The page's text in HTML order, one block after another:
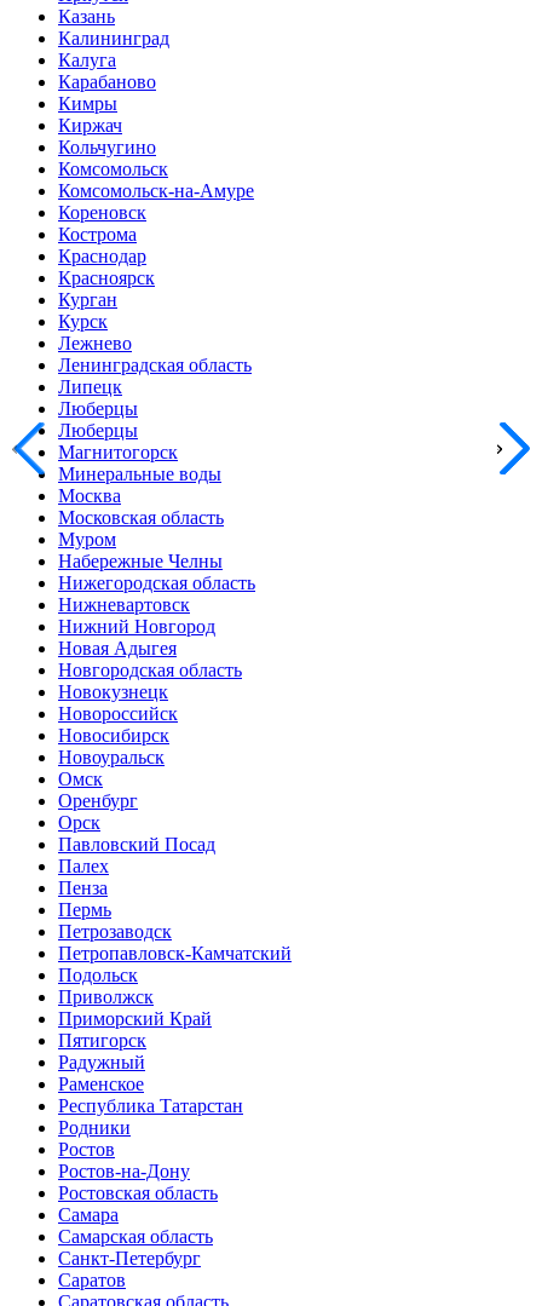
Казань
Калининград
Калуга
Карабаново
Кимры
Киржач
Кольчугино
Комсомольск
Комсомольск-на-Амуре
Кореновск
Кострома
Краснодар
Красноярск
Курган
Курск
Лежнево
Ленинградская область
Липецк
Люберцы
Люберцы
Магнитогорск
Минеральные воды
Москва
Московская область
Муром
Набережные Челны
Нижегородская область
Нижневартовск
Нижний Новгород
Новая Адыгея
Новгородская область
Новокузнецк
Новороссийск
Новосибирск
Новоуральск
Омск
Оренбург
Орск
Павловский Посад
Палех
Пенза
Пермь
Петрозаводск
Петропавловск-Камчатский
Подольск
Приволжск
Приморский Край
Пятигорск
Радужный
Раменское
Республика Татарстан
Родники
Ростов
Ростов-на-Дону
Ростовская область
Самара
Самарская область
Санкт-Петербург
Саратов
Саратовская область